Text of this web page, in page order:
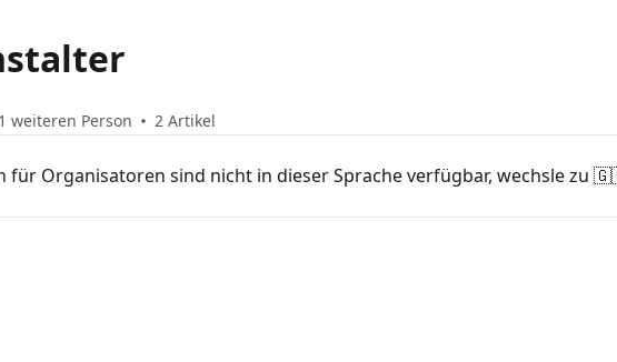
weiteren Person 2 Artikel
für Organisatoren sind nicht in dieser Sprache verfügbar, wechsle zu